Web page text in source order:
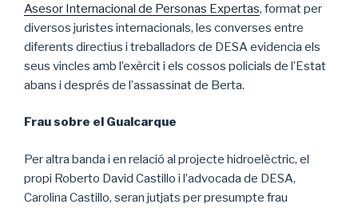
Asesor Internacional de Personas Expertas, format per
diversos juristes internacionals, les converses entre
diferents directius i treballadors de DESA evidencia els
seus vincles amb l’exèrcit i els cossos policials de l’Estat
abans i després de l’assassinat de Berta.
Frau sobre el Gualcarque
Per altra banda i en relació al projecte hidroelèctric, el
propi Roberto David Castillo i l’advocada de DESA,
Carolina Castillo, seran jutjats per presumpte frau